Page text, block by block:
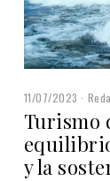
11/07/2023
Turismo
y la